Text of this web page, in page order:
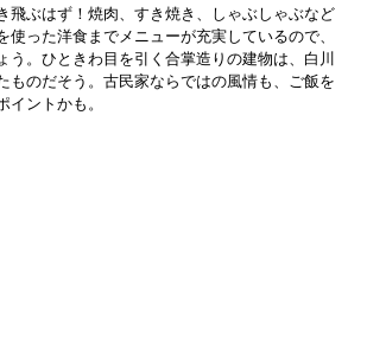
飛ぶはず！焼肉、すき焼き、しゃぶしゃぶなど
使った洋食までメニューが充実しているので、
う。ひときわ目を引く合掌造りの建物は、白川
ものだそう。古民家ならではの風情も、ご飯を
イントかも。